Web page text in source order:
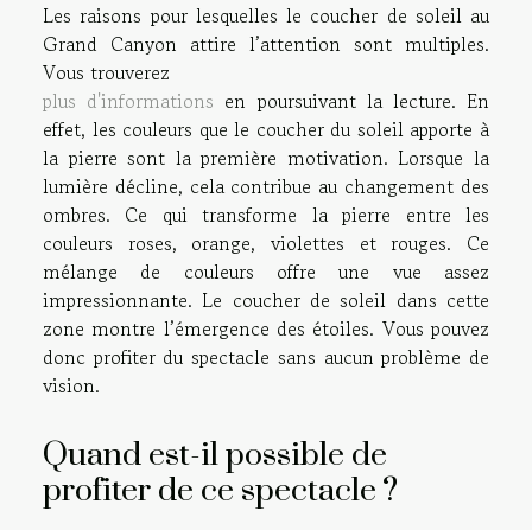
Les raisons pour lesquelles le coucher de soleil au
Grand Canyon attire l’attention sont multiples.
Vous trouverez
plus d'informations en poursuivant la lecture. En
effet, les couleurs que le coucher du soleil apporte à
la pierre sont la première motivation. Lorsque la
lumière décline, cela contribue au changement des
ombres. Ce qui transforme la pierre entre les
couleurs roses, orange, violettes et rouges. Ce
mélange de couleurs offre une vue assez
impressionnante. Le coucher de soleil dans cette
zone montre l’émergence des étoiles. Vous pouvez
donc profiter du spectacle sans aucun problème de
vision.
Quand est-il possible de
profiter de ce spectacle ?